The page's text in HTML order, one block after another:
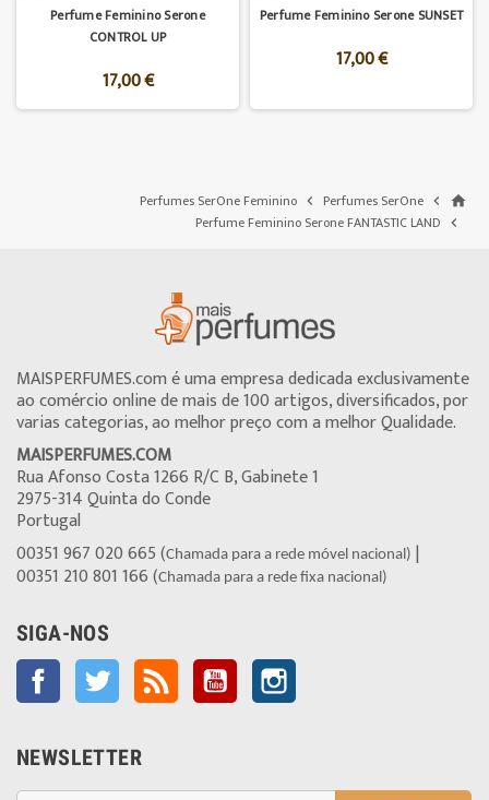
Perfume Feminino Serone
CONTROL UP
17,00 €
Perfume Feminino Serone SUNSET
17,00 €
home

Perfumes SerOne

Perfumes SerOne Feminino

Perfume Feminino Serone FANTASTIC LAND
MAISPERFUMES.com é uma empresa dedicada exclusivamente
ao comércio online de mais de 100 artigos, diversificados, por
varias categorias, ao melhor preço com a melhor Qualidade.
MAISPERFUMES.COM
Rua Afonso Costa 1266 R/C B, Gabinete 1
2975-314 Quinta do Conde
Portugal
00351 967 020 665 (Chamada para a rede móvel nacional) |
00351 210 801 166 (Chamada para a rede fixa nacional)
SIGA-NOS
Facebook Twitter Rss YouTube
NEWSLETTER